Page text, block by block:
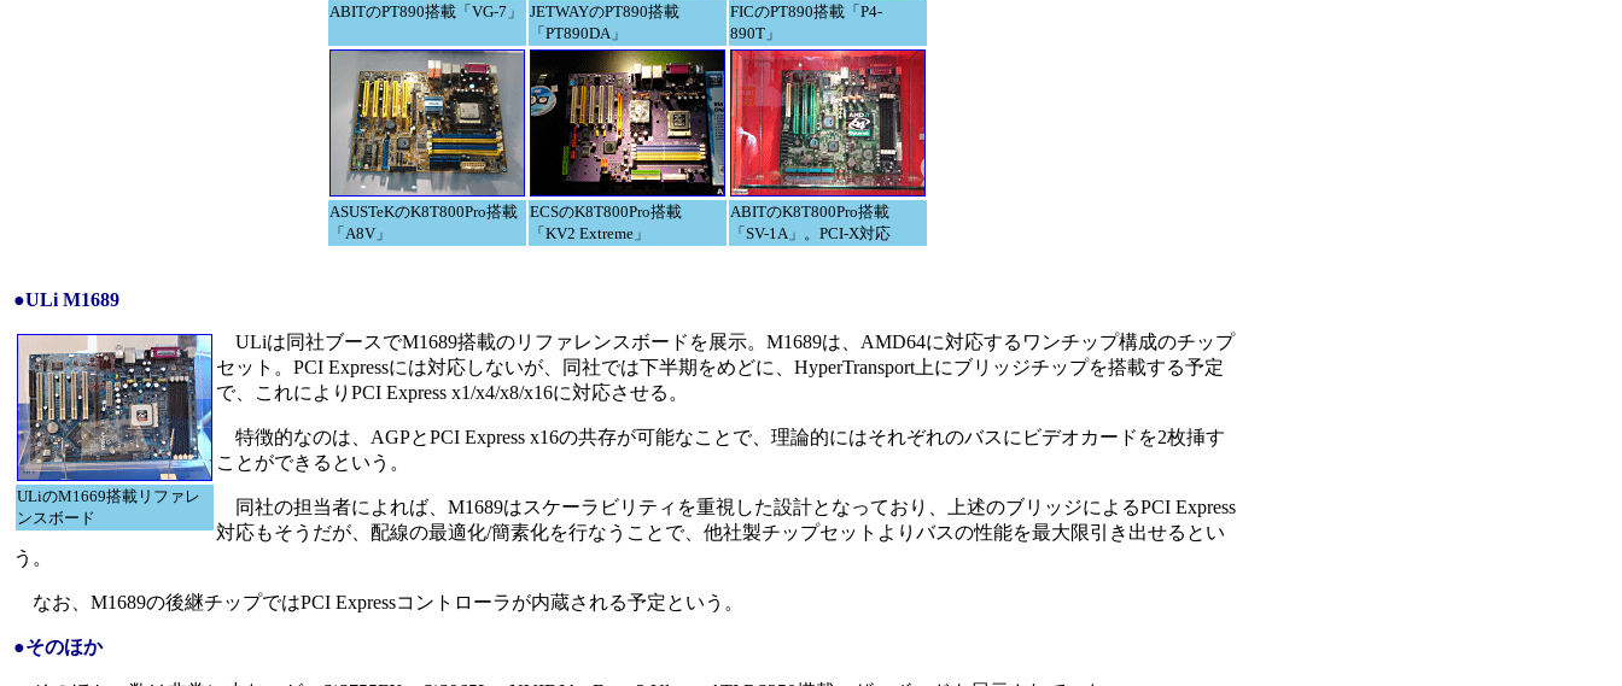
ABITのPT890搭載「VG-7」
JETWAYのPT890搭載
「PT890DA」
FICのPT890搭載「P4-
890T」
ASUSTeKのK8T800Pro搭載
「A8V」
ECSのK8T800Pro搭載
「KV2 Extreme」
ABITのK8T800Pro搭載
「SV-1A」。PCI-X対応
●ULi M1689
ULiのM1669搭載リファレ
ンスボード
ULiは同社ブースでM1689搭載のリファレンスボードを展示。M1689は、AMD64に対応するワンチップ構成のチップ
セット。PCI Expressには対応しないが、同社では下半期をめどに、HyperTransport上にブリッジチップを搭載する予定
で、これによりPCI Express x1/x4/x8/x16に対応させる。
特徴的なのは、AGPとPCI Express x16の共存が可能なことで、理論的にはそれぞれのバスにビデオカードを2枚挿す
ことができるという。
同社の担当者によれば、M1689はスケーラビリティを重視した設計となっており、上述のブリッジによるPCI Express
対応もそうだが、配線の最適化/簡素化を行なうことで、他社製チップセットよりバスの性能を最大限引き出せるとい
う。
なお、M1689の後継チップではPCI Expressコントローラが内蔵される予定という。
●そのほか